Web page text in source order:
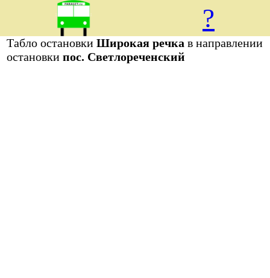
?
Табло остановкиШирокая речкав направлении
остановкипос. Светлореченский